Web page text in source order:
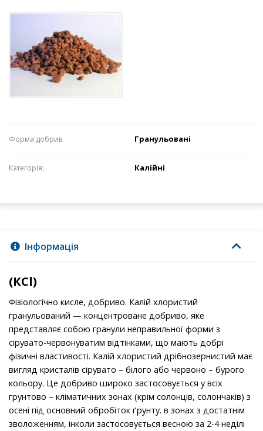
Формa добрив Гранульовані
Категорія: Калійні
Інформація
(КCl)
Фізіологічно кисле, добриво. Калій хлористий
гранульований — концентроване добриво, яке
представляє собою гранули неправильної форми з
сірувато-червонуватим відтінками, що мають добрі
фізичні властивості. Калій хлористий дрібнозернистий має
вигляд кристалів сірувато – білого або червоно – бурого
кольору. Це добриво широко застосовується у всіх
грунтово – кліматичних зонах (крім солонців, солончаків) з
осені під основний обробіток ґрунту. в зонах з достатнім
зволоженням, інколи застосовується весною за 2-4 неділі